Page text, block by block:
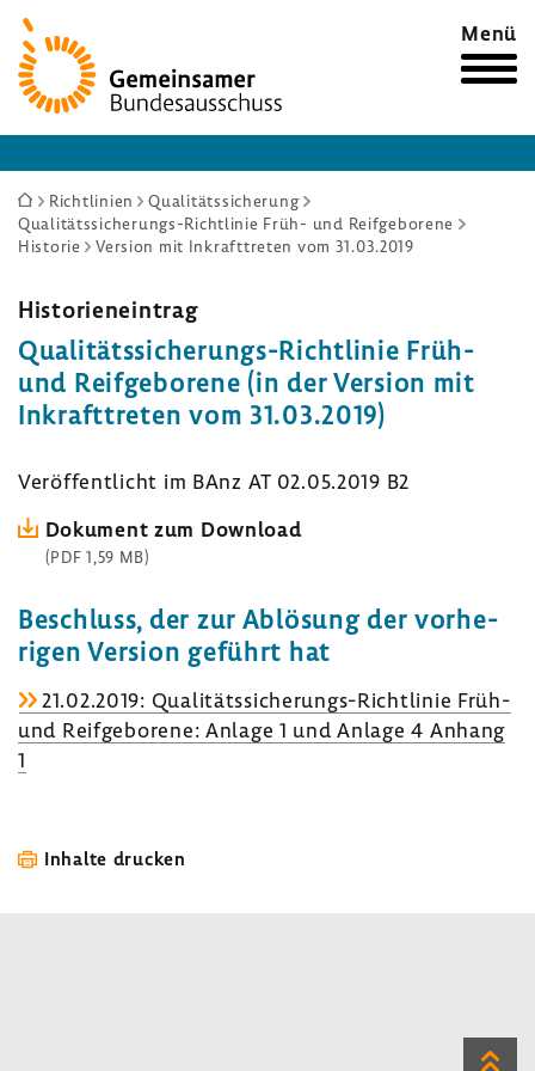
Zur
Startseite
Menü
Sie
sind
Richtlinien
Qualitätssicherung
Qualitätssicherungs-Richtlinie Früh- und Reifgeborene
Historie
Version mit Inkrafttreten vom 31.03.2019
Histo­ri­en­ein­trag
Qualitätssicherungs-​Richtlinie Früh-
und Reif­ge­bo­rene (in der Version mit
Inkraft­treten vom 31.03.2019)
Veröf­fent­licht im BAnz AT 02.05.2019 B2
Doku­ment zum Down­load
(PDF 1,59 MB)
Beschluss, der zur Ablö­sung der vorhe­
rigen Version geführt hat
21.02.2019: Qualitätssicherungs-​Richtlinie Früh-
und Reif­ge­bo­rene: Anlage 1 und Anlage 4 Anhang
1
Inhalte drucken
Zum